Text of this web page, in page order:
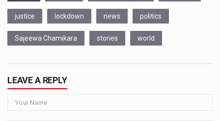
justice lockdown news politics
Sajeewa Chamikara stories world
LEAVE A REPLY